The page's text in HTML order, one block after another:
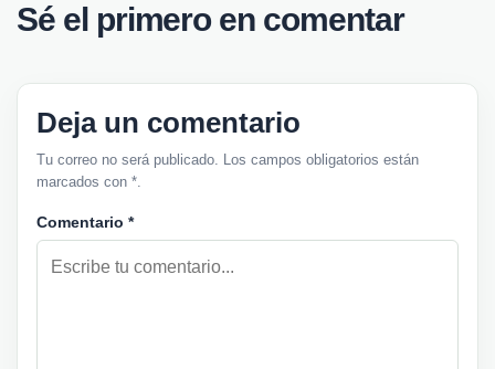
Sé el primero en comentar
Deja un comentario
Tu correo no será publicado. Los campos obligatorios están
marcados con *.
Comentario *